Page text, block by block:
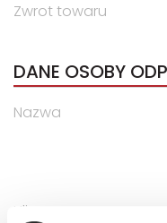
Zwrot towaru
DANE OSOBY
Nazwa
Ulica